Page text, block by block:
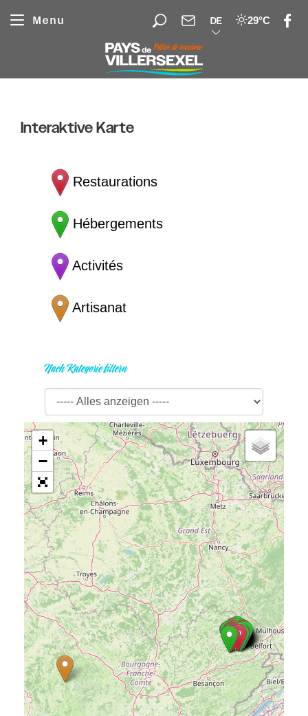
Menu DE 29°C
Interaktive Karte
Restaurations
Hébergements
Activités
Artisanat
Nach Kategorie filtern
+
−